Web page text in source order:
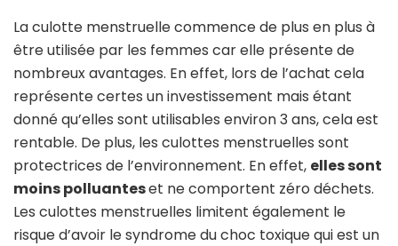
La culotte menstruelle commence de plus en plus à
être utilisée par les femmes car elle présente de
nombreux avantages. En effet, lors de l’achat cela
représente certes un investissement mais étant
donné qu’elles sont utilisables environ 3 ans, cela est
rentable. De plus, les culottes menstruelles sont
protectrices de l’environnement. En effet, elles sont
moins polluanteset ne comportent zéro déchets.
Les culottes menstruelles limitent également le
risque d’avoir le syndrome du choc toxique qui est un